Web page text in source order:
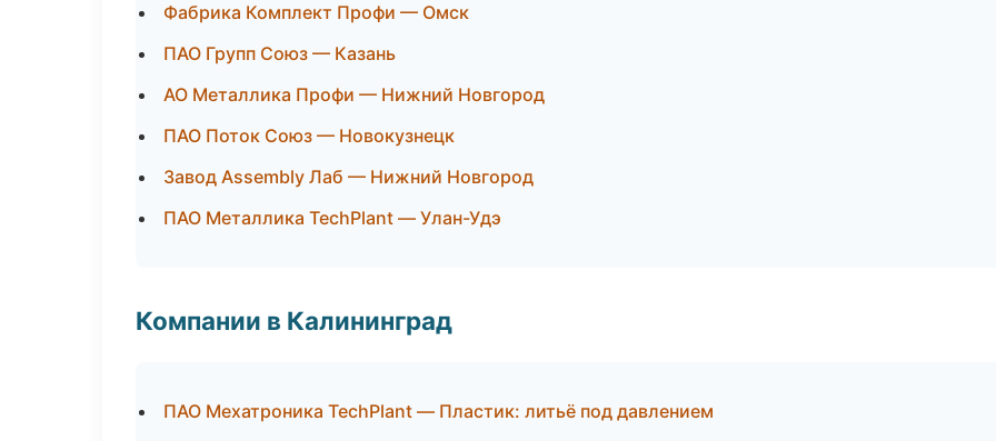
Фабрика Комплект Профи — Омск
ПАО Групп Союз — Казань
АО Металлика Профи — Нижний Новгород
ПАО Поток Союз — Новокузнецк
Завод Assembly Лаб — Нижний Новгород
ПАО Металлика TechPlant — Улан-Удэ
Компании в Калининград
ПАО Мехатроника TechPlant — Пластик: литьё под давлением